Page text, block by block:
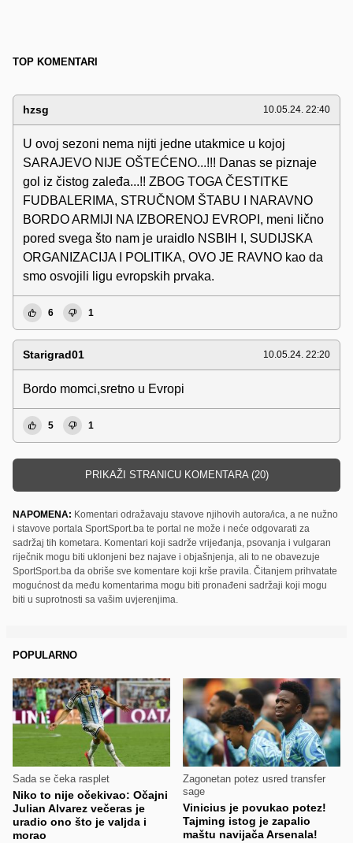
TOP KOMENTARI
hzsg 10.05.24. 22:40
U ovoj sezoni nema nijti jedne utakmice u kojoj
SARAJEVO NIJE OŠTEĆENO...!!! Danas se piznaje
gol iz čistog zaleđa...!! ZBOG TOGA ČESTITKE
FUDBALERIMA, STRUČNOM ŠTABU I NARAVNO
BORDO ARMIJI NA IZBORENOJ EVROPI, meni lično
pored svega što nam je uraidlo NSBIH I, SUDIJSKA
ORGANIZACIJA I POLITIKA, OVO JE RAVNO kao da
smo osvojili ligu evropskih prvaka.
6 1
Starigrad01 10.05.24. 22:20
Bordo momci,sretno u Evropi
5 1
PRIKAŽI STRANICU KOMENTARA (20)
NAPOMENA: Komentari odražavaju stavove njihovih autora/ica, a ne nužno
i stavove portala SportSport.ba te portal ne može i neće odgovarati za
sadržaj tih kometara. Komentari koji sadrže vrijeđanja, psovanja i vulgaran
riječnik mogu biti uklonjeni bez najave i objašnjenja, ali to ne obavezuje
SportSport.ba da obriše sve komentare koji krše pravila. Čitanjem prihvatate
mogućnost da među komentarima mogu biti pronađeni sadržaji koji mogu
biti u suprotnosti sa vašim uvjerenjima.
POPULARNO
Sada se čeka rasplet
Niko to nije očekivao: Očajni
Julian Alvarez večeras je
uradio ono što je valjda i
morao
Zagonetan potez usred transfer
sage
Vinicius je povukao potez!
Tajming istog je zapalio
maštu navijača Arsenala!